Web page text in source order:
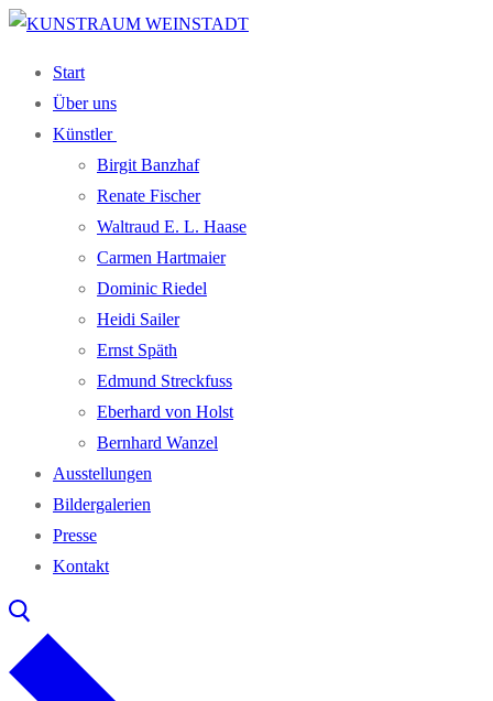
Zum
springen
Menü
Schließen
Start
Über uns
Künst­ler
Bir­git Banzhaf
Rena­te Fischer
Wal­traud E. L. Haase
Car­men Hartmaier
Domi­nic Riedel
Hei­di Sailer
Ernst Späth
Edmund Streck­fuss
Eber­hard von Holst
Bern­hard Wanzel
Aus­stel­lun­gen
Bil­der­ga­le­rien
Pres­se
Kon­takt